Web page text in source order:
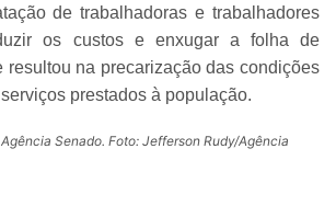
de trabalhadoras e trabalhadores
os custos e enxugar a folha de
resultou na precarização das condições
prestados à população.
Senado. Foto: Jefferson Rudy/Agência